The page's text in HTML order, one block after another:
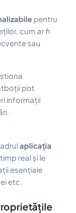
pentru
cum ar fi
sau
pot
informații
aplicația
real și le
esențiale
etc.